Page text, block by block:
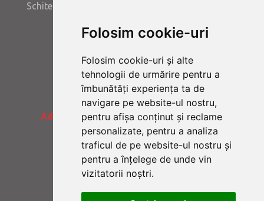
Folosim cookie-uri
Folosim cookie-uri și alte
tehnologii de urmărire pentru a
îmbunătăți experiența ta de
navigare pe website-ul nostru,
pentru afișa conținut și reclame
personalizate, pentru a analiza
traficul de pe website-ul nostru și
pentru a înțelege de unde vin
vizitatorii noștri.
Schite containere
Tel:+40 723.56.99.29
Adresa: Galati - DN 26 - Km. 7.2 - Romania
E-mail:office@teracont.ro